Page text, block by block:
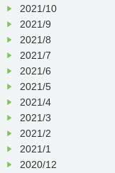
2021/10
2021/9
2021/8
2021/7
2021/6
2021/5
2021/4
2021/3
2021/2
2021/1
2020/12